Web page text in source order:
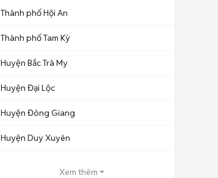
Thành phố Hội An
Thành phố Tam Kỳ
Huyện Bắc Trà My
Huyện Đại Lộc
Huyện Đông Giang
Huyện Duy Xuyên
Xem thêm